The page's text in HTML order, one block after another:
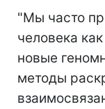
"Мы часто
человека
новые
методы